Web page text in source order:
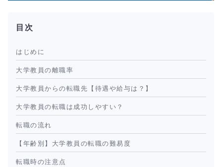
目次
はじめに
大学教員の離職率
大学教員からの転職先【待遇や給与は？】
大学教員の転職は成功しやすい？
転職の流れ
【年齢別】大学教員の転職の難易度
転職時の注意点